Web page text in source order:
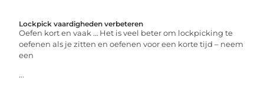
Lockpick vaardigheden verbeteren
Oefen kort en vaak … Het is veel beter om lockpicking te
oefenen als je zitten en oefenen voor een korte tijd – neem
een
...